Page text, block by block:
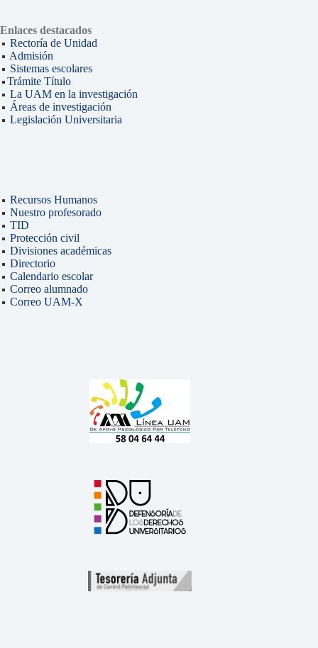
Enlaces destacados
Rectoría de Unidad
Admisión
Sistemas escolares
Trámite Título
La UAM en la investigación
Áreas de investigación
Legislación Universitaria
Recursos Humanos
Nuestro profesorado
TID
Protección civil
Divisiones académicas
Directorio
Calendario escolar
Correo alumnado
Correo UAM-X